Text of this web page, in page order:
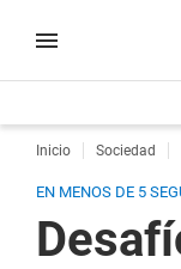
Inicio Sociedad
EN MENOS DE 5